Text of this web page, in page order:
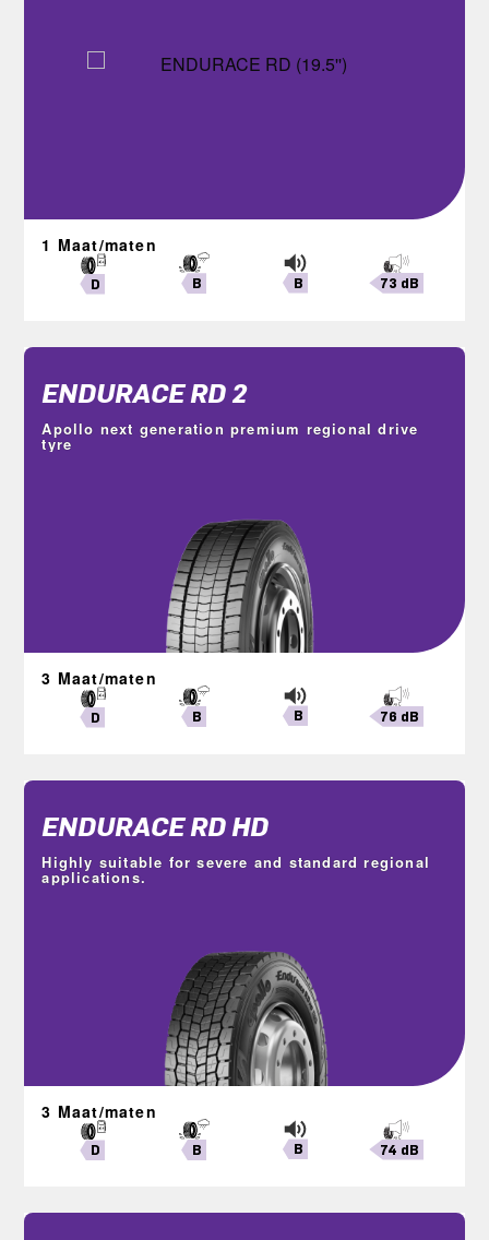
1 Maat/maten
D B B 73 dB
ENDURACE RD 2
Apollo next generation premium regional drive
tyre
3 Maat/maten
D B B 76 dB
ENDURACE RD HD
Highly suitable for severe and standard regional
applications.
3 Maat/maten
D B B 74 dB